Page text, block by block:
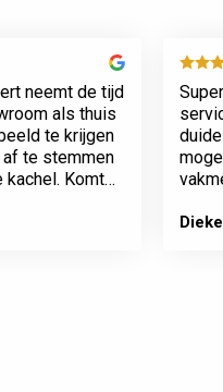
neemt de tijd
als thuis
te krijgen
te stemmen
kachel. Komt
het